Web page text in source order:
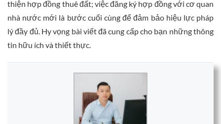
thiện hợp đồng thuê đất; việc đăng ký hợp đồng với cơ quan
nhà nước mới là bước cuối cùng để đảm bảo hiệu lực pháp
lý đầy đủ. Hy vọng bài viết đã cung cấp cho bạn những thông
tin hữu ích và thiết thực.